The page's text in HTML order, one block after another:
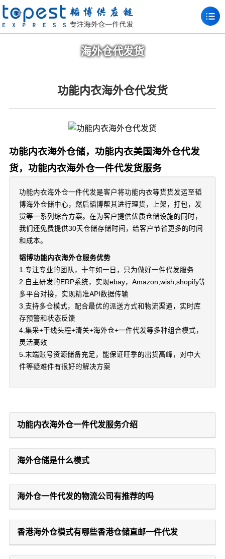
海外仓代发货
功能内衣海外仓代发货
功能内衣海外仓储，功能内衣美国海外仓代发
货，功能内衣海外仓一件代发货服务
功能内衣海外仓一件代发是客户将功能内衣等货货发运至韬
博海外仓储中心，然后韬博帮其进行理货，上架，打包，发
货等一系列综合方案。在为客户提供优质仓储设施的同时，
我们还免费提供30天仓储存储时间，给客户节省更多的时间
和成本。
韬博功能内衣海外仓服务优势
1.专注专业的团队，十年如一日，只为做好一件代发服务
2.自主研发的ERP系统，实现ebay，Amazon,wish,shopify等
多平台对接，实现精准API数据传输
3.支持多仓模式，配合最优的派送方式和物流渠道，实时库
存预警和状态反馈
4.集采+干线头程+清关+海外仓+一件代发等多种组合模式，
灵活高效
5.末端账号资源储备充足，能保证旺季的出货高峰，对中大
件等疑难件有很好的解决方案
功能内衣海外仓一件代发服务介绍
海外仓储是什么模式
海外仓一件代发的物流公司有推荐的吗
香港海外仓模式有哪些香港仓储直邮一件代发